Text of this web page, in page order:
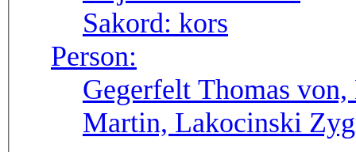
Sakord: kors
Person:
Gegerfelt Thomas
Martin, Lakocinski